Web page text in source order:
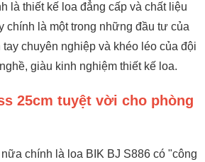
là thiết kế loa đẳng cấp và chất liệu
chính là một trong những đầu tư của
chuyên nghiệp và khéo léo của đội
giàu kinh nghiệm thiết kế loa.
25cm tuyệt vời cho phòng
chính là loa BIK BJ S886 có "công